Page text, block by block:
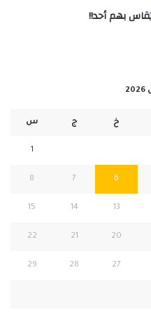
بهم أحد!!
خ ج س
1
6
7
8
13
14
15
20
21
22
27
28
29